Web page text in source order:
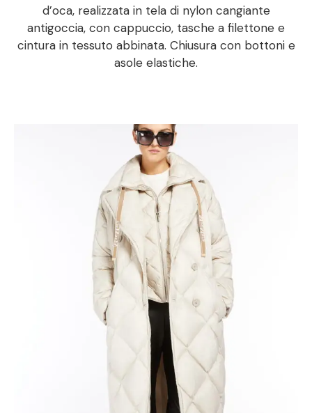
d’oca, realizzata in tela di nylon cangiante
antigoccia, con cappuccio, tasche a filettone e
cintura in tessuto abbinata. Chiusura con bottoni e
asole elastiche.